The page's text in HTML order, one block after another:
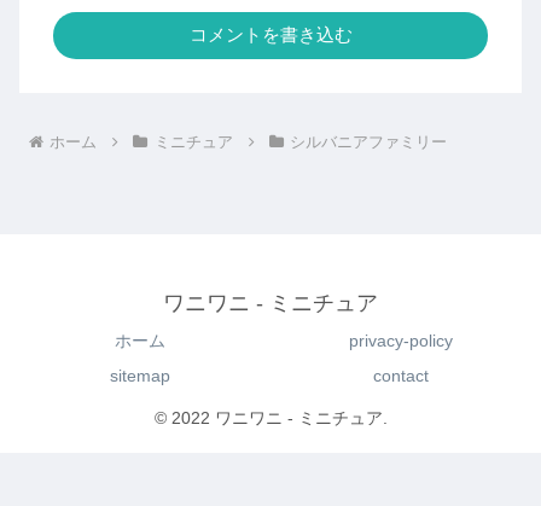
コメントを書き込む
ホーム ミニチュア シルバニアファミリー
ワニワニ - ミニチュア
ホーム
privacy-policy
sitemap
contact
© 2022 ワニワニ - ミニチュア.